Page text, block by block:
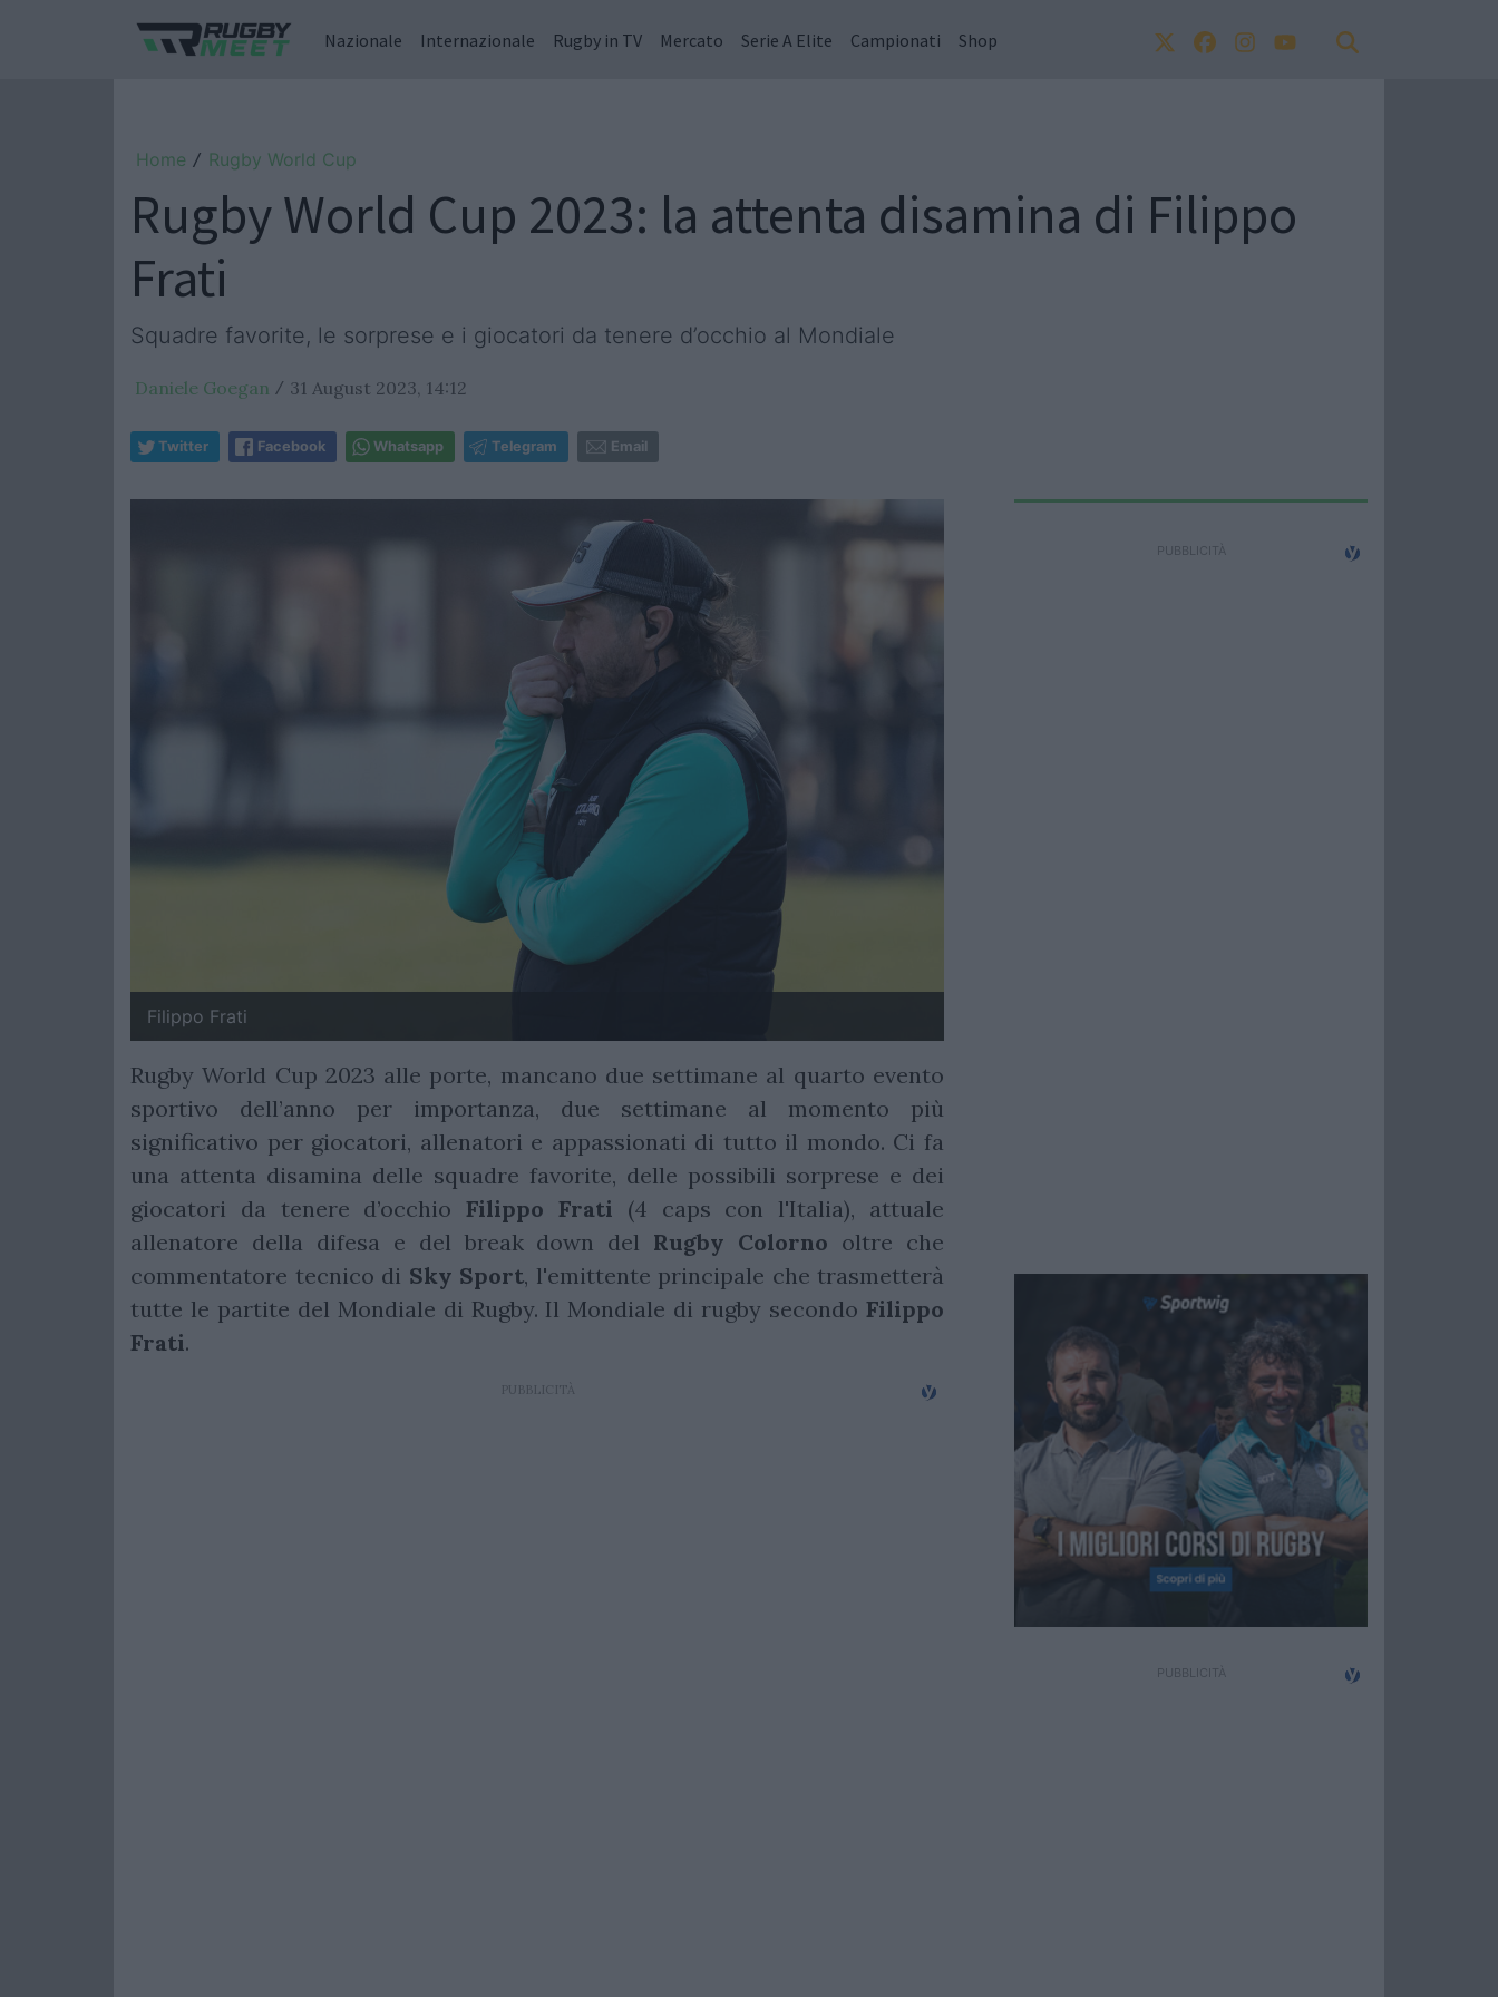
Nazionale Internazionale Rugby in TV Mercato Serie A Elite Campionati Shop
Home / Rugby World Cup
Rugby World Cup 2023: la attenta disamina di Filippo
Frati
Squadre favorite, le sorprese e i giocatori da tenere d’occhio al Mondiale
Daniele Goegan / 31 August 2023, 14:12
Twitter Facebook Whatsapp Telegram Email
Filippo Frati
Rugby World Cup 2023 alle porte, mancano due settimane al quarto evento
sportivo dell’anno per importanza, due settimane al momento più
significativo per giocatori, allenatori e appassionati di tutto il mondo. Ci fa
una attenta disamina delle squadre favorite, delle possibili sorprese e dei
giocatori da tenere d’occhioFilippo Frati (4 caps con l'Italia), attuale
allenatore della difesa e del break down del Rugby Colorno oltre che
commentatore tecnico di Sky Sport, l'emittente principale che trasmetterà
tutte le partite del Mondiale di Rugby. Il Mondiale di rugby secondo Filippo
Frati.